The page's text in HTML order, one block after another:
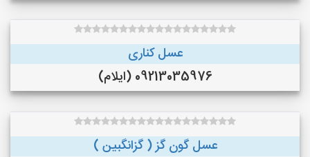
عسل کناری
09213035976 (ایلام)
عسل گون گز ( گزانگبین )